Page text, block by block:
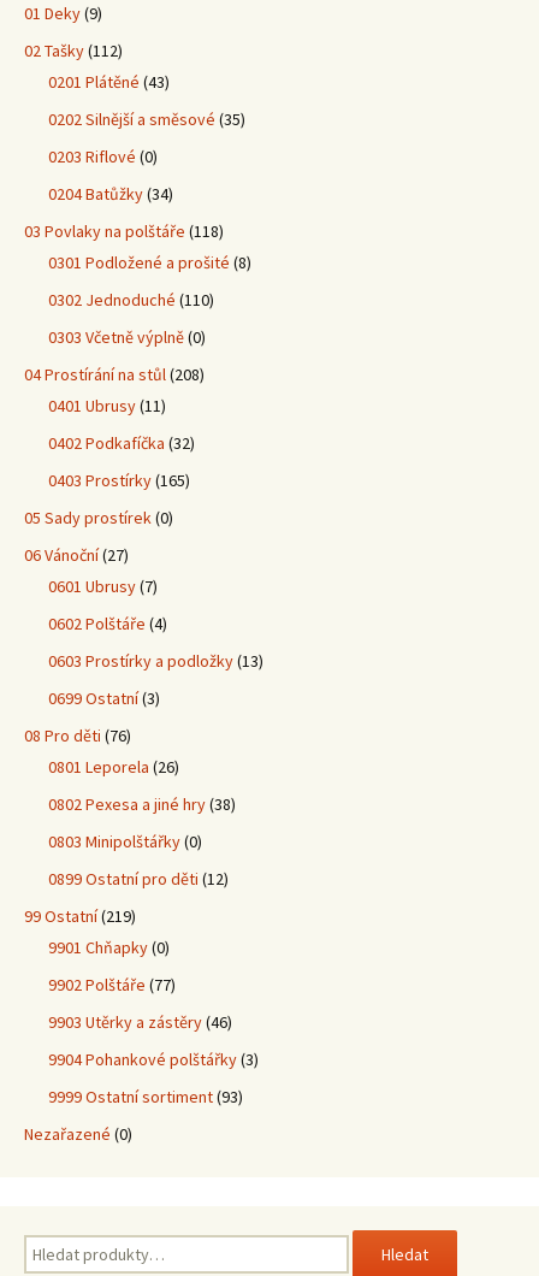
01 Deky(9)
02 Tašky(112)
0201 Plátěné (43)
0202 Silnější a směsové (35)
0203 Riflové (0)
0204 Batůžky(34)
03 Povlaky na polštáře (118)
0301 Podložené a prošité (8)
0302 Jednoduché (110)
0303 Včetně výplně(0)
04 Prostírání na stůl(208)
0401 Ubrusy(11)
0402 Podkafíčka (32)
0403 Prostírky(165)
05 Sady prostírek(0)
06 Vánoční(27)
0601 Ubrusy(7)
0602 Polštáře (4)
0603 Prostírky a podložky(13)
0699 Ostatní(3)
08 Pro děti (76)
0801 Leporela (26)
0802 Pexesa a jiné hry(38)
0803 Minipolštářky(0)
0899 Ostatní pro děti (12)
99 Ostatní(219)
9901 Chňapky(0)
9902 Polštáře (77)
9903 Utěrky a zástěry(46)
9904 Pohankové polštářky(3)
9999 Ostatní sortiment(93)
Nezařazené (0)
Hledat:
Hledat